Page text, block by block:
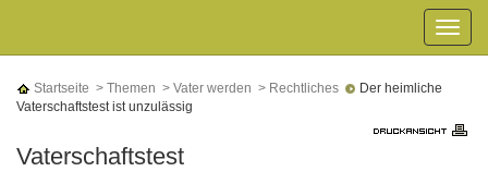
Toggle
Startseite > Themen > Vater werden > Rechtliches
Der heimliche
Vaterschaftstest ist unzulässig
Vaterschaftstest